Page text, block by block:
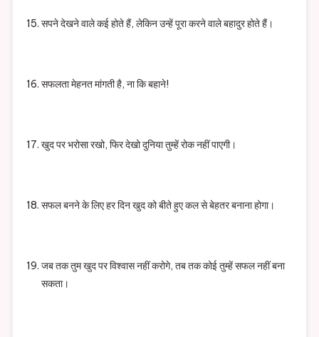
सपने देखने वाले कई होते हैं, लेकिन उन्हें पूरा करने वाले बहादुर होते हैं।
सफलता मेहनत मांगती है, ना कि बहाने!
खुद पर भरोसा रखो, फिर देखो दुनिया तुम्हें रोक नहीं पाएगी।
सफल बनने के लिए हर दिन खुद को बीते हुए कल से बेहतर बनाना होगा।
जब तक तुम खुद पर विश्वास नहीं करोगे, तब तक कोई तुम्हें सफल नहीं बना
सकता।